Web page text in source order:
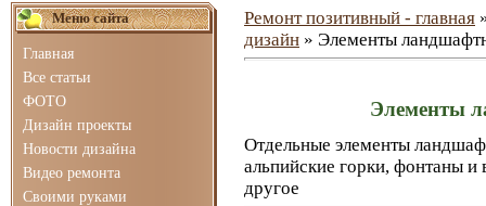
Меню сайта
Главная
Все статьи
ФОТО
Дизайн проекты
Новости дизайна
Видео ремонта
Своими руками
Ремонт позитивный - главная
дизайн » Элементы
Элементы
Отдельные элементы
альпийские горки, фонтаны
другое